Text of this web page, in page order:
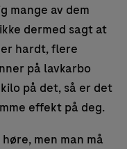
mange av dem
dermed sagt at
hardt, flere
på lavkarbo
på det, så er det
effekt på deg.
men man må